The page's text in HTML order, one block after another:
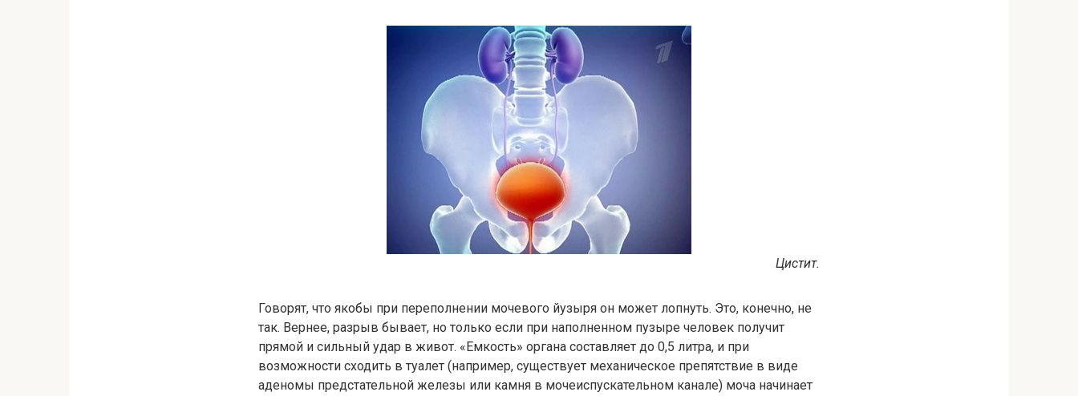
Цистит.
Говорят, что якобы при переполнении мочевого йузыря он может лопнуть. Это, конечно, не
так. Вернее, разрыв бывает, но только если при наполненном пузыре человек получит
прямой и сильный удар в живот. «Емкость» органа составляет до 0,5 литра, и при
возможности сходить в туалет (например, существует механическое препятствие в виде
аденомы предстательной железы или камня в мочеиспускательном канале) моча начинает